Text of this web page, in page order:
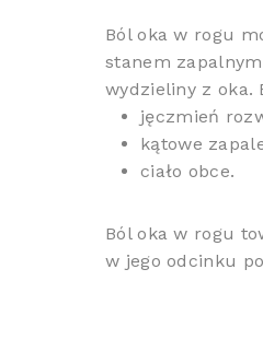
Ból oka w rogu
stanem
wydzieliny z oka.
jęczmień
kątowe
ciało obce.
Ból oka w rogu
w jego odcinku